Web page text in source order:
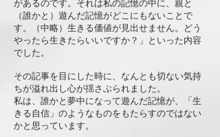
があるのです。それは私の記憶の中に、親と
（誰かと）遊んだ記憶がどこにもないことで
す。（中略）生きる価値が見出せません。どう
やったら生きたらいいですか？」といった内容
でした。
その記事を目にした時に、なんとも切ない気持
ちが溢れ出し心が揺さぶられました。
私は、誰かと夢中になって遊んだ記憶が、「生
きる自信」のようなものをもたらすのではない
かと思っています。